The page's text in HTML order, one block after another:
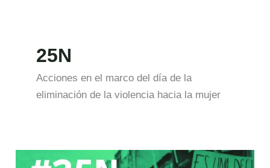
25N
Acciones en el marco del día de la
eliminación de la violencia hacia la mujer